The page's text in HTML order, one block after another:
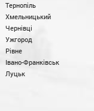
Тернопіль
Хмельницький
Чернівці
Ужгород
Рівне
Івано-Франківськ
Луцьк